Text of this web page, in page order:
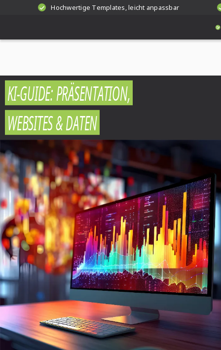
Hochwertige Templates, leicht anpassbar
KI-GUIDE: PRÄSENTATION,
WEBSITES & DATEN